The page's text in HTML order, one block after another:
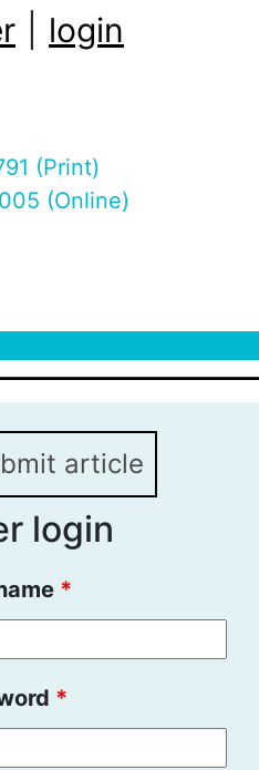
login
(Print)
(Online)
article
login
*
*